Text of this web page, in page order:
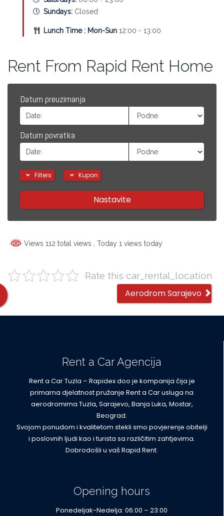
Sundays: Closed
Lunch Time : Mon-Sun 12:00 - 13:00
Rent From Rapid Rent Home
Datum preuzimanja
Datum povratka
Filters Kupon
Nastavite
Views 112 total views , Today 1 views today
Rate this car_rental_location
Other
Aerodrom Sarajevo
Rent a Car Agencija
Rent a Car Tuzla – Rapidex doo je kompanija čija je
primarna djelatnost pružanje Rent a Car usluga na
aerodromima Tuzla, Sarajevo, Banja Luka, Mostar,
Beograd.
Svojom ponudom i kvalitetom stekli smo povjerenje obitelji
i poslovnih ljudi kao i turista sa različitim zahtjevima.
Dobrodošli u vaš Rapid Rent.
Opening hours
Ponedeljak-Nedelja: 06:00 – 23:00